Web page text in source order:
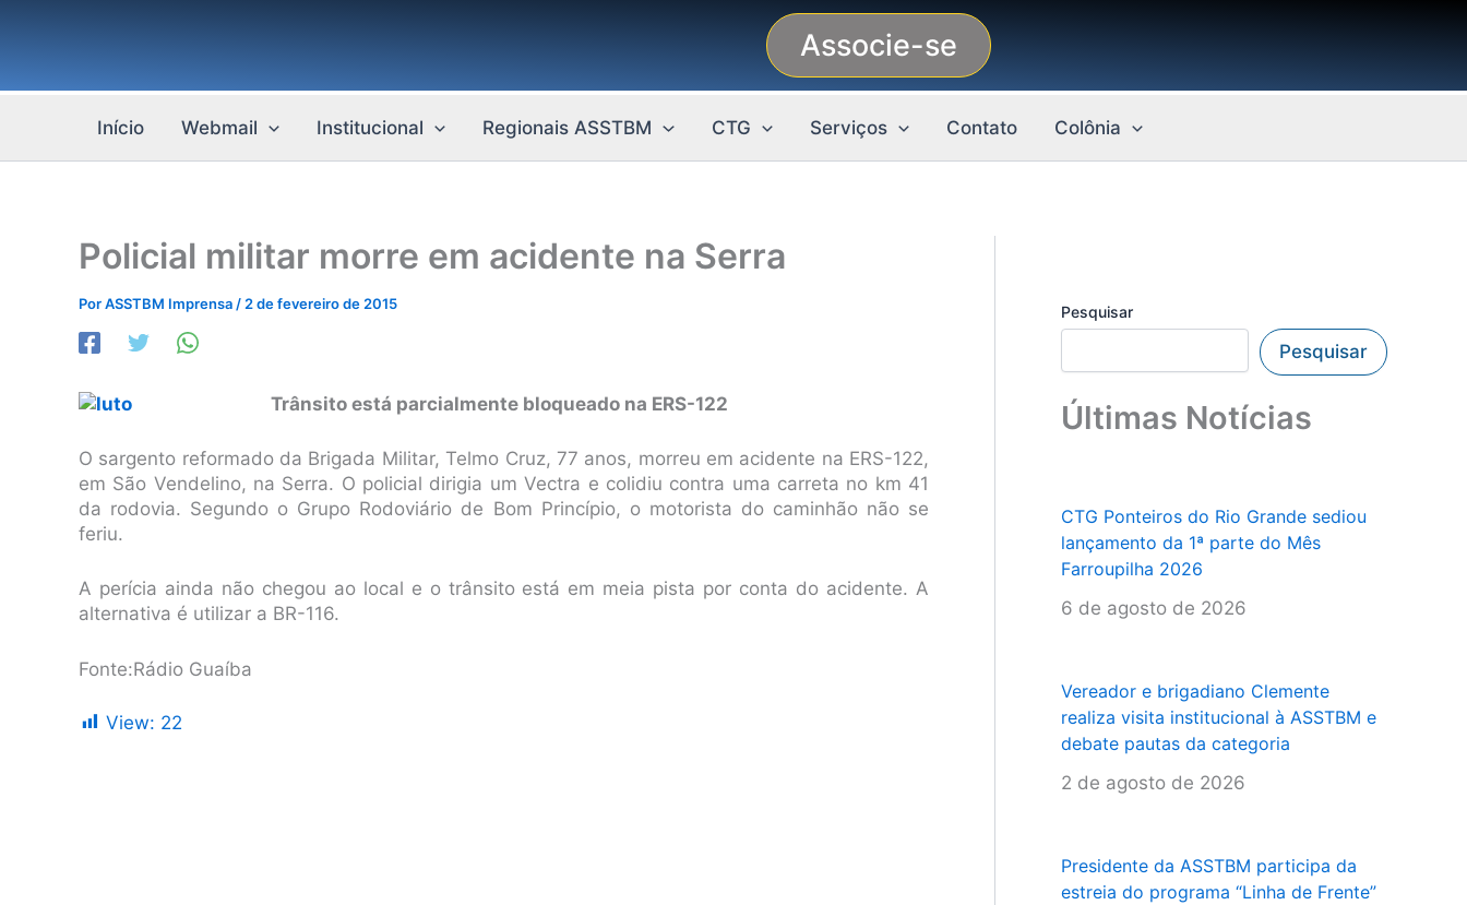
conteúdo
Associe-se
Início Webmail Institucional Regionais ASSTBM CTG Serviços Contato Colônia
Policial militar morre em acidente na Serra
PorASSTBM Imprensa / 2 de fevereiro de 2015
Trânsito está parcialmente bloqueado na ERS-122
O sargento reformado da Brigada Militar, Telmo Cruz, 77 anos, morreu em acidente na ERS-122,
em São Vendelino, na Serra. O policial dirigia um Vectra e colidiu contra uma carreta no km 41
da rodovia. Segundo o Grupo Rodoviário de Bom Princípio, o motorista do caminhão não se
feriu.
A perícia ainda não chegou ao local e o trânsito está em meia pista por conta do acidente. A
alternativa é utilizar a BR-116.
Fonte:Rádio Guaíba
View: 22
Pesquisar
Pesquisar
Últimas Notícias
CTG Ponteiros do Rio Grande sediou
lançamento da 1ª parte do Mês
Farroupilha 2026
6 de agosto de 2026
Vereador e brigadiano Clemente
realiza visita institucional à ASSTBM e
debate pautas da categoria
2 de agosto de 2026
Presidente da ASSTBM participa da
estreia do programa “Linha de Frente”